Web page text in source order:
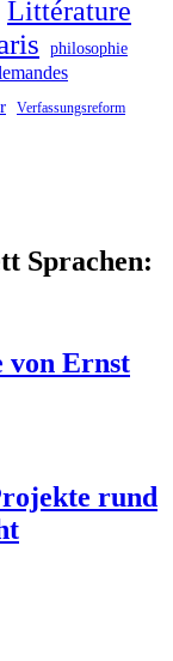
Littérature
philosophie
Verfassungsreform
Sprachen:
von Ernst
rund